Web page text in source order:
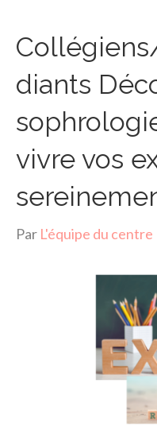
diants
vivre vos
Par L'équipe du centre